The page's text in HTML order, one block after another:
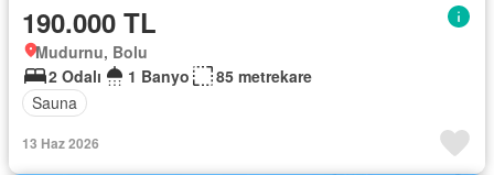
190.000 TL
Mudurnu, Bolu
2 Odalı
1 Banyo
85 metrekare
Sauna
13 Haz 2026